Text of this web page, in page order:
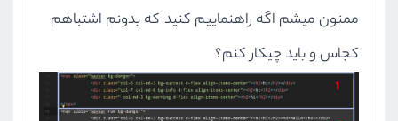
ممنون میشم اگه راهنماییم کنید که بدونم اشتباهم
کجاس و باید چیکار کنم؟